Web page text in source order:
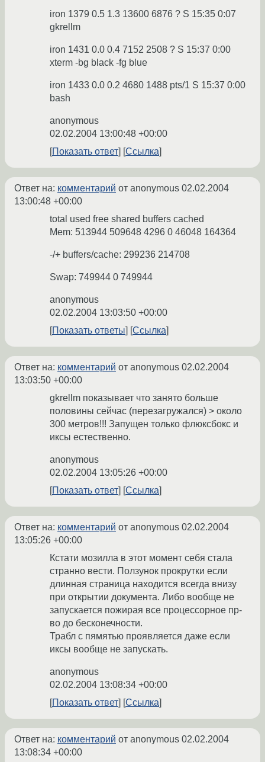
iron 1379 0.5 1.3 13600 6876 ? S 15:35 0:07
gkrellm
iron 1431 0.0 0.4 7152 2508 ? S 15:37 0:00
xterm -bg black -fg blue
iron 1433 0.0 0.2 4680 1488 pts/1 S 15:37 0:00
bash
anonymous
02.02.2004 13:00:48 +00:00
Показать ответ
Ссылка
Ответ на: комментарий от anonymous 02.02.2004
13:00:48 +00:00
total used free shared buffers cached
Mem: 513944 509648 4296 0 46048 164364
-/+ buffers/cache: 299236 214708
Swap: 749944 0 749944
anonymous
02.02.2004 13:03:50 +00:00
Показать ответы
Ссылка
Ответ на: комментарий от anonymous 02.02.2004
13:03:50 +00:00
gkrellm показывает что занято больше
половины сейчас (перезагружался) > около
300 метров!!! Запущен только флюксбокс и
иксы естественно.
anonymous
02.02.2004 13:05:26 +00:00
Показать ответ
Ссылка
Ответ на: комментарий от anonymous 02.02.2004
13:05:26 +00:00
Кстати мозилла в этот момент себя стала
странно вести. Ползунок прокрутки если
длинная страница находится всегда внизу
при открытии документа. Либо вообще не
запускается пожирая все процессорное пр-
во до бесконечности.
Трабл с пямятью проявляется даже если
иксы вообще не запускать.
anonymous
02.02.2004 13:08:34 +00:00
Показать ответ
Ссылка
Ответ на: комментарий от anonymous 02.02.2004
13:08:34 +00:00